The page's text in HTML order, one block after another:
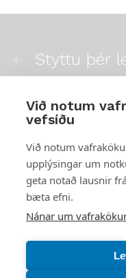
Við notum
vefsíðu
Við notum
upplýsingar um
geta notað lausnir
bæta efni.
Nánar um
Styttu þér
Netfang:
Sími: 55 66 800